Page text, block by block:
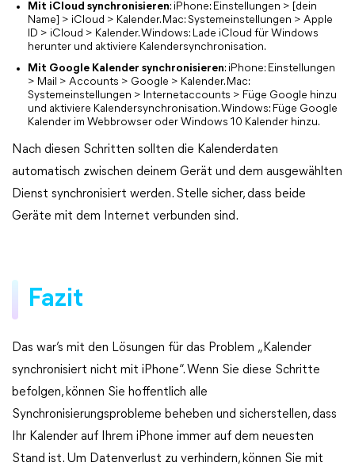
Mit iCloud synchronisieren: iPhone: Einstellungen > [dein
Name] > iCloud > Kalender. Mac: Systemeinstellungen > Apple
ID > iCloud > Kalender. Windows: Lade iCloud für Windows
herunter und aktiviere Kalendersynchronisation.
Mit Google Kalender synchronisieren: iPhone: Einstellungen
> Mail > Accounts > Google > Kalender. Mac:
Systemeinstellungen > Internetaccounts > Füge Google hinzu
und aktiviere Kalendersynchronisation. Windows: Füge Google
Kalender im Webbrowser oder Windows 10 Kalender hinzu.
Nach diesen Schritten sollten die Kalenderdaten
automatisch zwischen deinem Gerät und dem ausgewählten
Dienst synchronisiert werden. Stelle sicher, dass beide
Geräte mit dem Internet verbunden sind.
Fazit
Das war’s mit den Lösungen für das Problem „Kalender
synchronisiert nicht mit iPhone“. Wenn Sie diese Schritte
befolgen, können Sie hoffentlich alle
Synchronisierungsprobleme beheben und sicherstellen, dass
Ihr Kalender auf Ihrem iPhone immer auf dem neuesten
Stand ist. Um Datenverlust zu verhindern, können Sie mit